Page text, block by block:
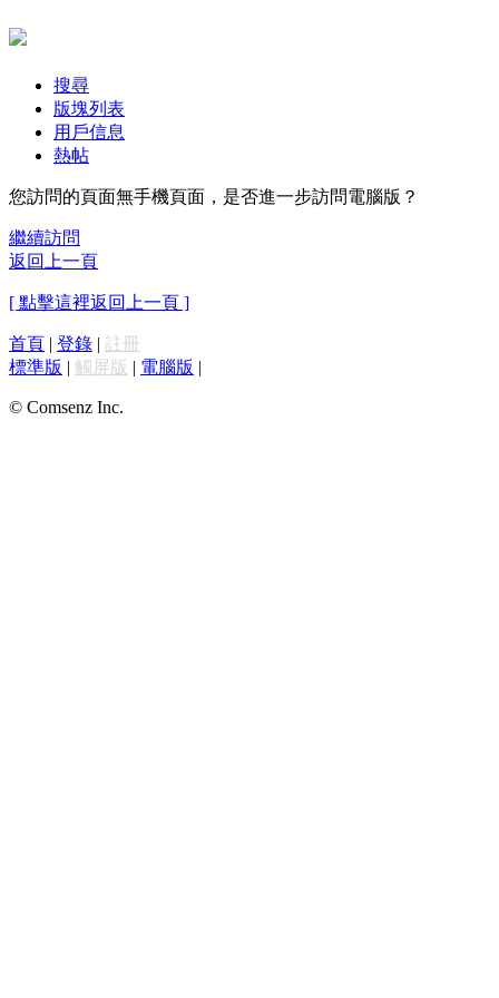
搜尋
版塊列表
用戶信息
熱帖
您訪問的頁面無手機頁面，是否進一步訪問電腦版？
繼續訪問
返回上一頁
[ 點擊這裡返回上一頁 ]
首頁 | 登錄 | 註冊
標準版 | 觸屏版 | 電腦版 |
© Comsenz Inc.